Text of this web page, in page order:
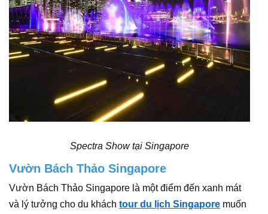
Spectra Show tại Singapore
Vườn Bách Thảo Singapore
Vườn Bách Thảo Singapore là một điểm đến xanh mát
và lý tưởng cho du khách tour du lịch Singapore muốn